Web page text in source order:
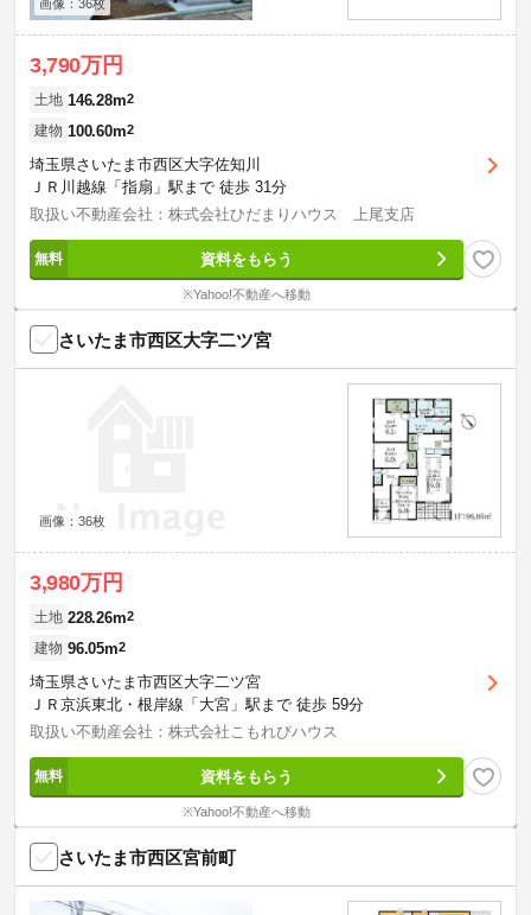
画像：36枚
3,790万円
土地 146.28m2
建物 100.60m2
埼玉県さいたま市西区大字佐知川
ＪＲ川越線「指扇」駅まで 徒歩 31分
取扱い不動産会社：株式会社ひだまりハウス 上尾支店
資料をもらう
※Yahoo!不動産へ移動
さいたま市西区大字二ツ宮
画像：36枚
3,980万円
土地 228.26m2
建物 96.05m2
埼玉県さいたま市西区大字二ツ宮
ＪＲ京浜東北・根岸線「大宮」駅まで 徒歩 59分
取扱い不動産会社：株式会社こもれびハウス
資料をもらう
※Yahoo!不動産へ移動
さいたま市西区宮前町